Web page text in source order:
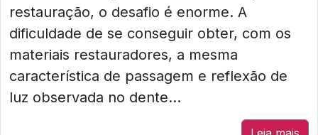
restauração, o desafio é enorme. A
dificuldade de se conseguir obter, com os
materiais restauradores, a mesma
característica de passagem e reflexão de
luz observada no dente...